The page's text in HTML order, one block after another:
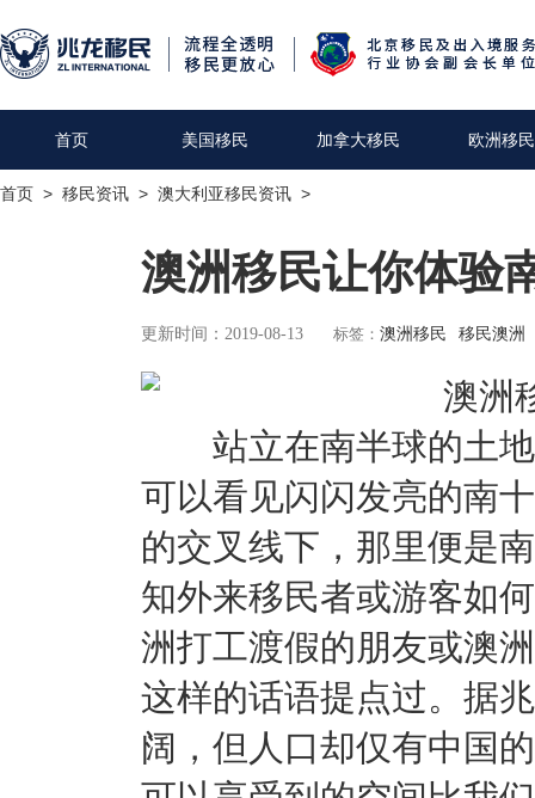
首页 美国移民 加拿大移民 欧洲移民
首页 > 移民资讯 > 澳大利亚移民资讯 >
澳洲移民让你体验
更新时间：2019-08-13 标签： 澳洲移民 移民澳洲
站立在南半球的土地
可以看见闪闪发亮的南
的交叉线下，那里便是
知外来移民者或游客如
洲打工渡假的朋友或澳
这样的话语提点过。据
阔，但人口却仅有中国